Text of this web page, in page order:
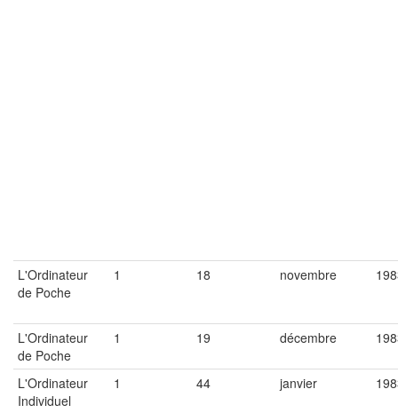
L'Ordinateur
de Poche
1 18 novembre
L'Ordinateur
de Poche
1 19 décembre
L'Ordinateur
Individuel
1 44 janvier